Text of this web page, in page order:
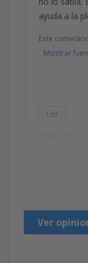
ayuda a la
Este
Mostrar
Útil
Ver